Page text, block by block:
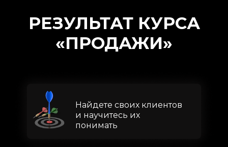
Найдете своих клиентов
и научитесь их
понимать
РЕЗУЛЬТАТ КУРСА
«ПРОДАЖИ»